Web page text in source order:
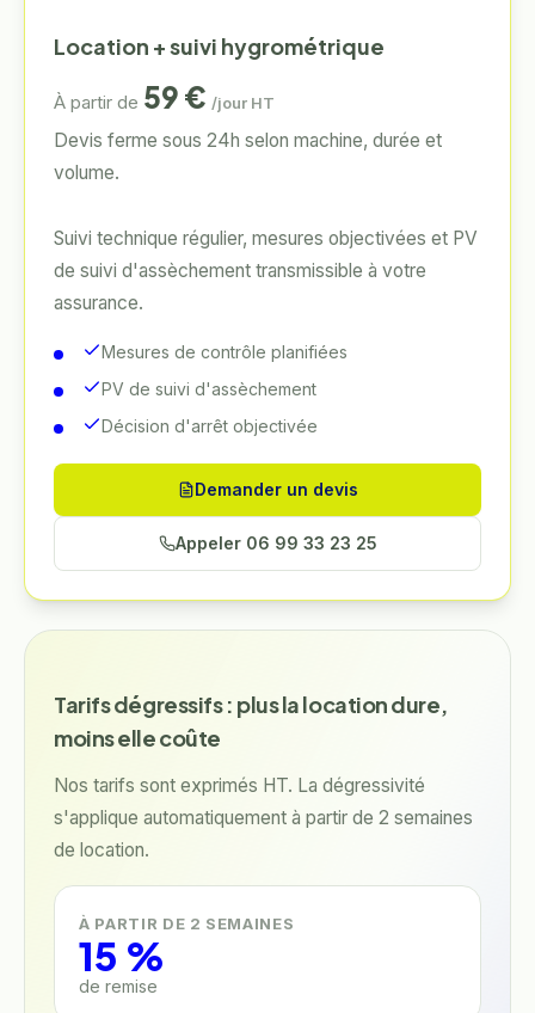
Location + suivi hygrométrique
À partir de 59 € /jour HT
Devis ferme sous 24h selon machine, durée et
volume.
Suivi technique régulier, mesures objectivées et PV
de suivi d'assèchement transmissible à votre
assurance.
Mesures de contrôle planifiées
PV de suivi d'assèchement
Décision d'arrêt objectivée
Demander un devis
Appeler 06 99 33 23 25
Tarifs dégressifs : plus la location dure,
moins elle coûte
Nos tarifs sont exprimés HT. La dégressivité
s'applique automatiquement à partir de 2 semaines
de location.
À PARTIR DE 2 SEMAINES
15 %
de remise